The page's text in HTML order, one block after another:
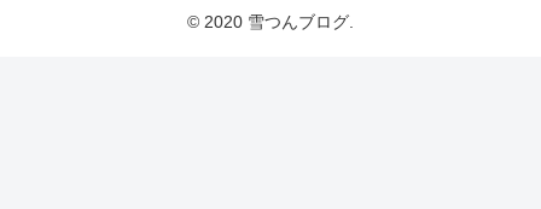
© 2020 雪つんブログ.